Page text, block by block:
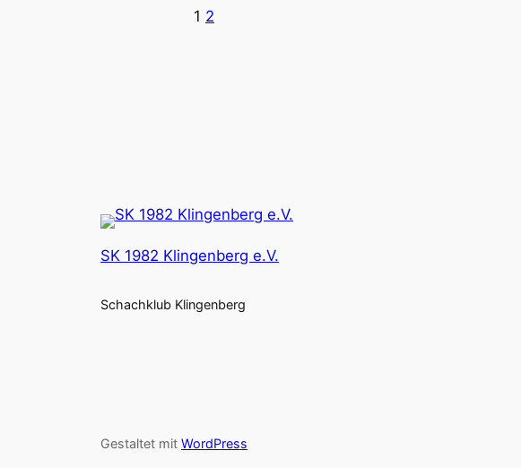
1 2
SK 1982 Klingenberg e.V.
Schachklub Klingenberg
Gestaltet mit WordPress